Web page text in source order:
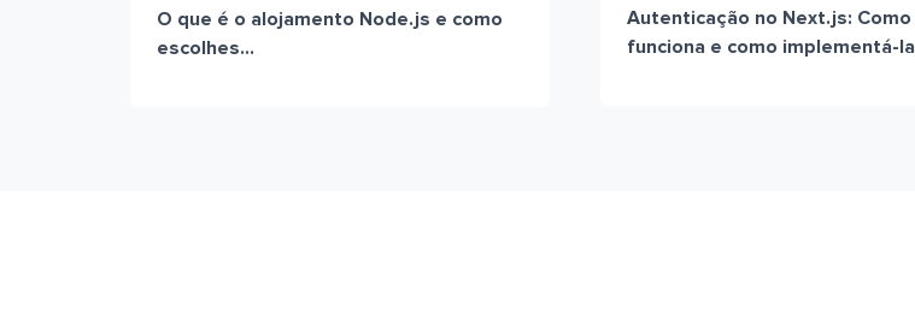
O que é o alojamento Node.js e como
escolhes...
Autenticação no Next.js: Como
funciona e como implementá-la